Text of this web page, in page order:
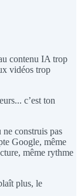
contenu IA trop
vidéos trop
c’est ton
construis pas
Google, même
même rythme
plus, le